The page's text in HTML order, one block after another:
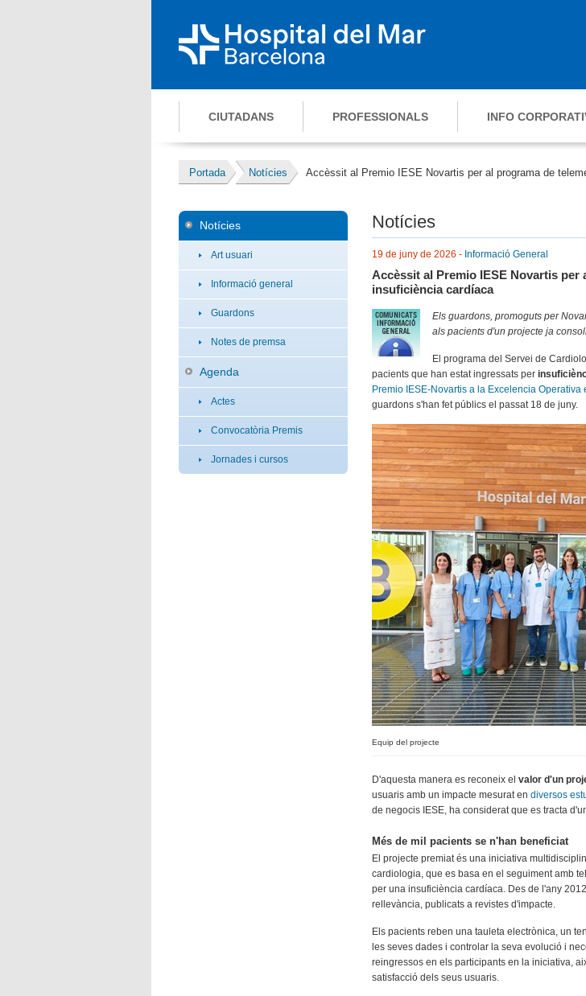
CIUTADANS PROFESSIONALS INFO
Portada Notícies Accèssit al Premio IESE Novartis per al programa de
Notícies
Art usuari
Informació general
Guardons
Notes de premsa
Agenda
Actes
Convocatòria Premis
Jornades i cursos
Notícies
19 de juny de 2026 - Informació General
Accèssit al Premio IESE Novartis per
insuficiència cardíaca
Els guardons, promoguts per
als pacients d'un projecte ja
El programa del Servei de
pacients que han estat ingressats per
Premio IESE-Novartis a la Excelencia Operativa
guardons s'han fet públics el passat 18 de juny.
Equip del projecte
D'aquesta manera es reconeix elvalor d'un
usuaris amb un impacte mesurat endiversos
de negocis IESE, ha considerat que es tracta
Més de mil pacients se n'han beneficiat
El projecte premiat és una iniciativa
cardiologia, que es basa en el seguiment amb
per una insuficiència cardíaca. Des de l'any
rellevància, publicats a revistes d'impacte.
Els pacients reben una tauleta electrònica, un
les seves dades i controlar la seva evolució i
reingressos en els participants en la iniciativa,
satisfacció dels seus usuaris.